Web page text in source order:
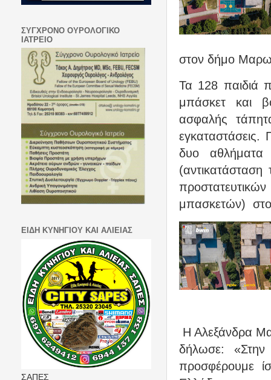
στον δήμο
Τα 128 παιδιά
μπάσκετ και
ασφαλής
εγκαταστάσεις.
δυο αθλήματα
μπασκετών) στο
Η Αλεξάνδρα
δήλωσε: «Στην
προσφέρουμε
ΣΥΓΧΡΟΝΟ ΟΥΡΟΛΟΓΙΚΟ
ΙΑΤΡΕΙΟ
ΕΙΔΗ ΚΥΝΗΓΙΟΥ ΚΑΙ ΑΛΙΕΙΑΣ
ΣΑΠΕΣ